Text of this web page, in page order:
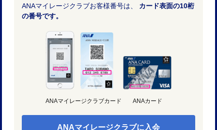
ANAマイレージクラブお客様番号は、 カード表面の10桁
の番号です。
ANAマイレージクラブカード ANAカード
ANAマイレージクラブに入会